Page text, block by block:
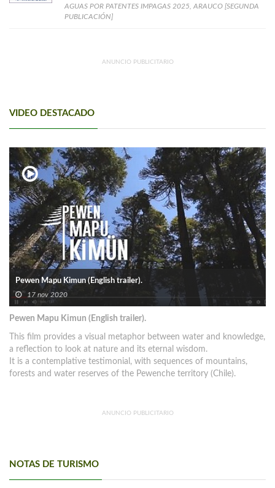
AGUAS POR PATENTES IMPAGAS 2025, ARAUCO [SEGUNDA
PUBLICACIÓN]
ANUNCIO PUBLICITARIO
VIDEO DESTACADO
Pewen Mapu Kimun (English trailer).
17 nov 2020
Pewen Mapu Kimun (English trailer).
This film provides a visual metaphor between water and knowledge,
a reflection to look at nature and its eternal wisdom.
It is a contemplative testimonial, with sequences of mountains,
forests and water reserves of the Pewenche territory (Chile).
ANUNCIO PUBLICITARIO
NOTAS DE TURISMO